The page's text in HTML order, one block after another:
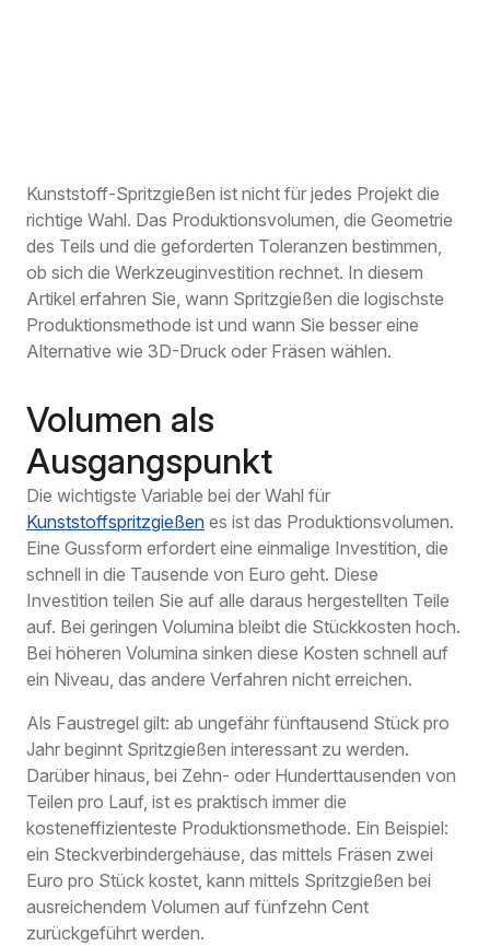
Kunststoff-Spritzgießen ist nicht für jedes Projekt die
richtige Wahl. Das Produktionsvolumen, die Geometrie
des Teils und die geforderten Toleranzen bestimmen,
ob sich die Werkzeuginvestition rechnet. In diesem
Artikel erfahren Sie, wann Spritzgießen die logischste
Produktionsmethode ist und wann Sie besser eine
Alternative wie 3D-Druck oder Fräsen wählen.
Volumen als
Ausgangspunkt
Die wichtigste Variable bei der Wahl für
Kunststoffspritzgießen es ist das Produktionsvolumen.
Eine Gussform erfordert eine einmalige Investition, die
schnell in die Tausende von Euro geht. Diese
Investition teilen Sie auf alle daraus hergestellten Teile
auf. Bei geringen Volumina bleibt die Stückkosten hoch.
Bei höheren Volumina sinken diese Kosten schnell auf
ein Niveau, das andere Verfahren nicht erreichen.
Als Faustregel gilt: ab ungefähr fünftausend Stück pro
Jahr beginnt Spritzgießen interessant zu werden.
Darüber hinaus, bei Zehn- oder Hunderttausenden von
Teilen pro Lauf, ist es praktisch immer die
kosteneffizienteste Produktionsmethode. Ein Beispiel:
ein Steckverbindergehäuse, das mittels Fräsen zwei
Euro pro Stück kostet, kann mittels Spritzgießen bei
ausreichendem Volumen auf fünfzehn Cent
zurückgeführt werden.